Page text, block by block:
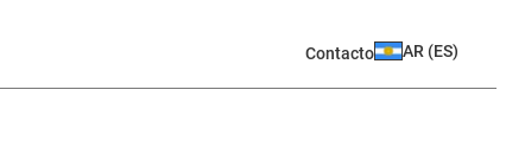
Contacto AR (ES)